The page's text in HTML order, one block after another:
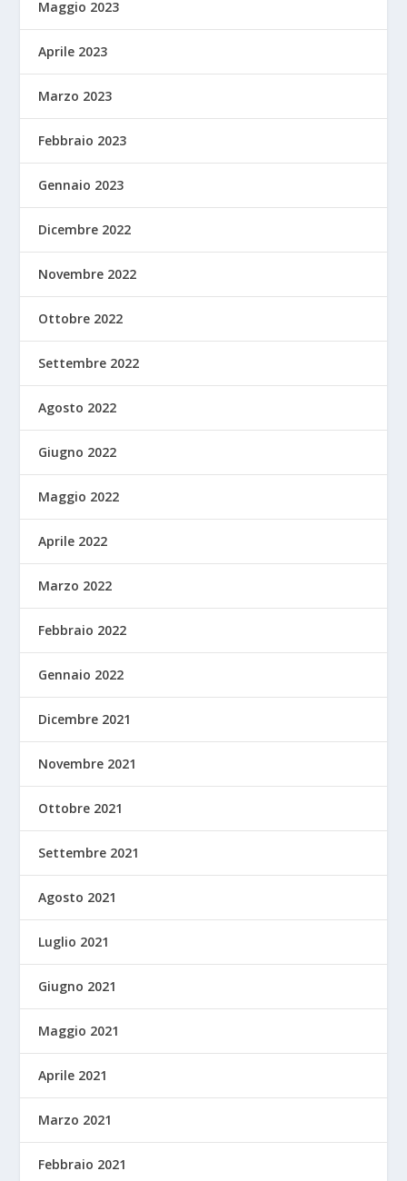
Maggio 2023
Aprile 2023
Marzo 2023
Febbraio 2023
Gennaio 2023
Dicembre 2022
Novembre 2022
Ottobre 2022
Settembre 2022
Agosto 2022
Giugno 2022
Maggio 2022
Aprile 2022
Marzo 2022
Febbraio 2022
Gennaio 2022
Dicembre 2021
Novembre 2021
Ottobre 2021
Settembre 2021
Agosto 2021
Luglio 2021
Giugno 2021
Maggio 2021
Aprile 2021
Marzo 2021
Febbraio 2021